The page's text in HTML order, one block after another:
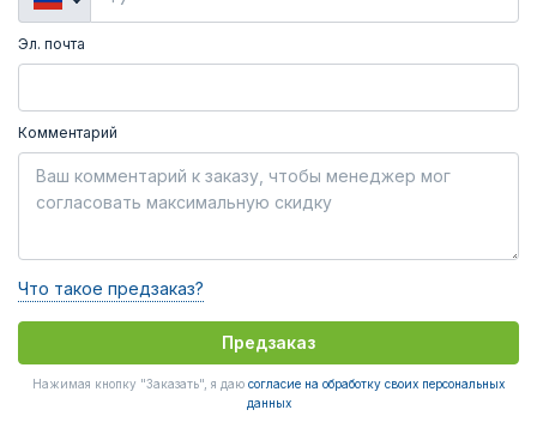
Эл. почта
Комментарий
Что такое предзаказ?
Предзаказ
Нажимая кнопку "Заказать", я даю согласие на обработку своих персональных
данных